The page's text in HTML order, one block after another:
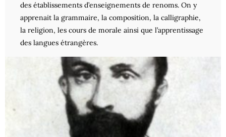
des établissements d’enseignements de renoms. On y
apprenait la grammaire, la composition, la calligraphie,
la religion, les cours de morale ainsi que l’apprentissage
des langues étrangères.